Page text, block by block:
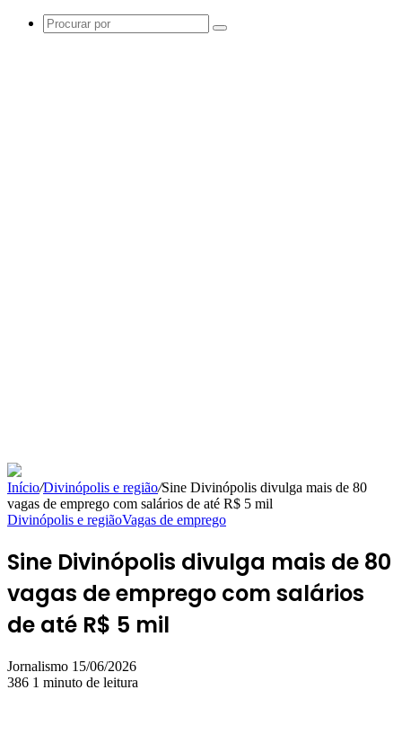
Procurar
Início/Divinópolis e região/Sine Divinópolis divulga mais de 80
vagas de emprego com salários de até R$ 5 mil
Divinópolis e regiãoVagas de emprego
Sine Divinópolis divulga mais de 80
vagas de emprego com salários
de até R$ 5 mil
Jornalismo Mande
um
15/06/2026
386 1 minuto de leitura